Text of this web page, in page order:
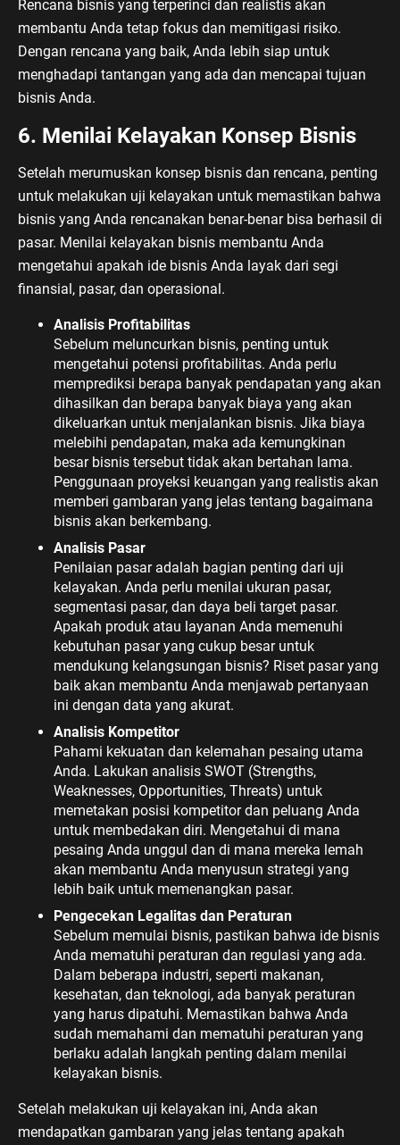
Rencana bisnis yang terperinci dan realistis akan
membantu Anda tetap fokus dan memitigasi risiko.
Dengan rencana yang baik, Anda lebih siap untuk
menghadapi tantangan yang ada dan mencapai tujuan
bisnis Anda.
6. Menilai Kelayakan Konsep Bisnis
Setelah merumuskan konsep bisnis dan rencana, penting
untuk melakukan uji kelayakan untuk memastikan bahwa
bisnis yang Anda rencanakan benar-benar bisa berhasil di
pasar. Menilai kelayakan bisnis membantu Anda
mengetahui apakah ide bisnis Anda layak dari segi
finansial, pasar, dan operasional.
Analisis Profitabilitas
Sebelum meluncurkan bisnis, penting untuk
mengetahui potensi profitabilitas. Anda perlu
memprediksi berapa banyak pendapatan yang akan
dihasilkan dan berapa banyak biaya yang akan
dikeluarkan untuk menjalankan bisnis. Jika biaya
melebihi pendapatan, maka ada kemungkinan
besar bisnis tersebut tidak akan bertahan lama.
Penggunaan proyeksi keuangan yang realistis akan
memberi gambaran yang jelas tentang bagaimana
bisnis akan berkembang.
Analisis Pasar
Penilaian pasar adalah bagian penting dari uji
kelayakan. Anda perlu menilai ukuran pasar,
segmentasi pasar, dan daya beli target pasar.
Apakah produk atau layanan Anda memenuhi
kebutuhan pasar yang cukup besar untuk
mendukung kelangsungan bisnis? Riset pasar yang
baik akan membantu Anda menjawab pertanyaan
ini dengan data yang akurat.
Analisis Kompetitor
Pahami kekuatan dan kelemahan pesaing utama
Anda. Lakukan analisis SWOT (Strengths,
Weaknesses, Opportunities, Threats) untuk
memetakan posisi kompetitor dan peluang Anda
untuk membedakan diri. Mengetahui di mana
pesaing Anda unggul dan di mana mereka lemah
akan membantu Anda menyusun strategi yang
lebih baik untuk memenangkan pasar.
Pengecekan Legalitas dan Peraturan
Sebelum memulai bisnis, pastikan bahwa ide bisnis
Anda mematuhi peraturan dan regulasi yang ada.
Dalam beberapa industri, seperti makanan,
kesehatan, dan teknologi, ada banyak peraturan
yang harus dipatuhi. Memastikan bahwa Anda
sudah memahami dan mematuhi peraturan yang
berlaku adalah langkah penting dalam menilai
kelayakan bisnis.
Setelah melakukan uji kelayakan ini, Anda akan
mendapatkan gambaran yang jelas tentang apakah